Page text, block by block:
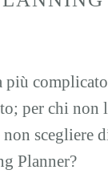
per chi
Planner?